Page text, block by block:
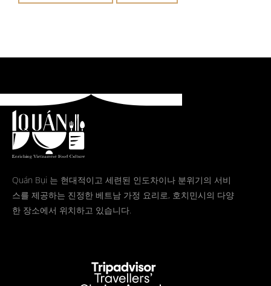
Quán Bụi 는 현대적이고 세련된 인도차이나 분위기의 서비
스를 제공하는 진정한 베트남 가정 요리로, 호치민시의 다양
한 장소에서 위치하고 있습니다.